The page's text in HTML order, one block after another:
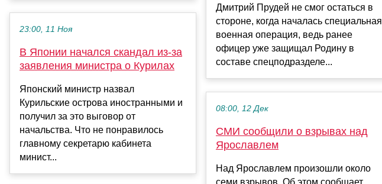
23:00, 11 Ноя
В Японии начался скандал из-за
заявления министра о Курилах
Японский министр назвал
Курильские острова иностранными и
получил за это выговор от
начальства. Что не понравилось
главному секретарю кабинета
минист...
Дмитрий Прудей не смог остаться в
стороне, когда началась специальная
военная операция, ведь ранее
офицер уже защищал Родину в
составе спецподразделе...
08:00, 12 Дек
СМИ сообщили о взрывах над
Ярославлем
Над Ярославлем произошли около